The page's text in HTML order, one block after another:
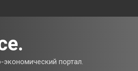
портал.